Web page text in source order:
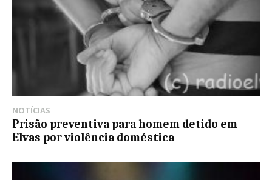
NOTÍCIAS
Prisão preventiva para homem detido em
Elvas por violência doméstica